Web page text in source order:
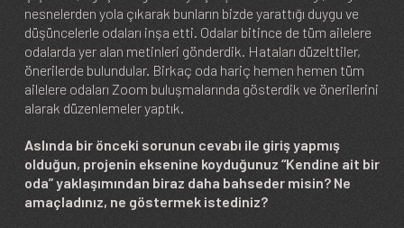
nesnelerden yola çıkarak bunların bizde yarattığı duygu ve
düşüncelerle odaları inşa etti. Odalar bitince de tüm ailelere
odalarda yer alan metinleri gönderdik. Hataları düzelttiler,
önerilerde bulundular. Birkaç oda hariç hemen hemen tüm
ailelere odaları Zoom buluşmalarında gösterdik ve önerilerini
alarak düzenlemeler yaptık.
Aslında bir önceki sorunun cevabı ile giriş yapmış
olduğun, projenin eksenine koyduğunuz “Kendine ait bir
oda” yaklaşımından biraz daha bahseder misin? Ne
amaçladınız, ne göstermek istediniz?